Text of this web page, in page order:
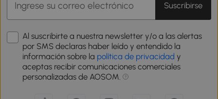
Suscribirse
Al suscribirte a nuestra newsletter y/o a las alertas
por SMS declaras haber leído y entendido la
información sobre la política de privacidad y
aceptas recibir comunicaciones comerciales
personalizadas de AOSOM.